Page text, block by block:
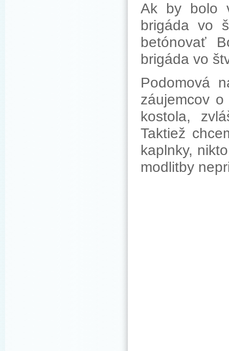
Ak by bolo
brigáda vo
betónovať
brigáda vo
Podomová
záujemcov
kostola,
Taktiež
kaplnky,
modlitby